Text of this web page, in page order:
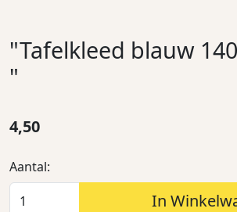
"Tafelkleed blauw
"
4,50
Aantal:
In